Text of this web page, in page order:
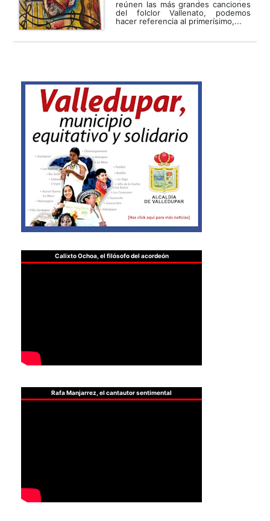
reúnen las más grandes canciones
del folclor Vallenato, podemos
hacer referencia al primerísimo,...
Calixto Ochoa, el filósofo del acordeón
Rafa Manjarrez, el cantautor sentimental